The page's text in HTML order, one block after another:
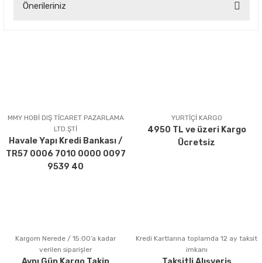
Önerileriniz
Ürün açıklamasında eksik bilgiler bulunuyor.
Ürün bilgilerinde hatalar bulunuyor.
Ürün fiyatı diğer sitelerden daha pahalı.
Bu ürüne benzer farklı alternatifler olmalı.
Gönder
MMY HOBİ DIŞ TİCARET PAZARLAMA
LTD.ŞTİ
Havale Yapı Kredi Bankası /
TR57 0006 7010 0000 0097
9539 40
YURTİÇİ KARGO
4950 TL ve üzeri Kargo
Ücretsiz
Kargom Nerede / 15:00’a kadar
verilen siparişler
Kredi Kartlarına toplamda 12 ay taksit
imkanı